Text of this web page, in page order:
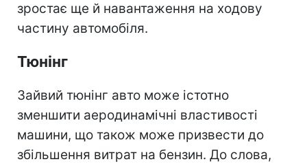
зростає ще й навантаження на ходову
частину автомобіля.
Тюнінг
Зайвий тюнінг авто може істотно
зменшити аеродинамічні властивості
машини, що також може призвести до
збільшення витрат на бензин. До слова,